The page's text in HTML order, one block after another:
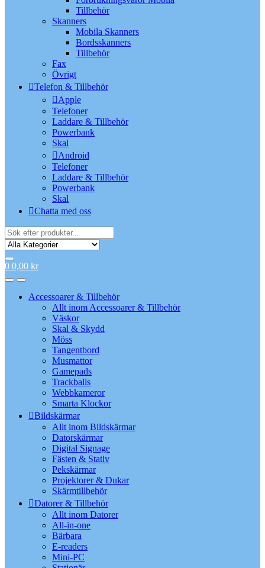
Tillbehör
Skanners
Mobila Skanners
Bordsskanners
Tillbehör
Fax
Övrigt
Telefon & Tillbehör
Apple
Telefoner
Laddare & Tillbehör
Powerbank
Skal
Android
Telefoner
Laddare & Tillbehör
Powerbank
Skal
Chatta med oss
Search
for:
0 0,00 kr
Accessoarer & Tillbehör
Allt inom Accessoarer & Tillbehör
Väskor
Skal & Skydd
Möss
Tangentbord
Musmattor
Gamepads
Trackballs
Webbkameror
Smarta Klockor
Bildskärmar
Allt inom Bildskärmar
Datorskärmar
Digital Signage
Fästen & Stativ
Pekskärmar
Projektorer & Dukar
Skärmtillbehör
Datorer & Tillbehör
Allt inom Datorer
All-in-one
Bärbara
E-readers
Mini-PC